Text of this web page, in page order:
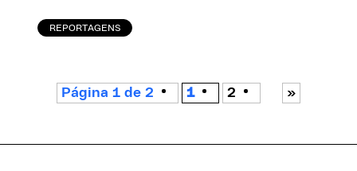
REPORTAGENS
Página 1 de 2 1 2 »